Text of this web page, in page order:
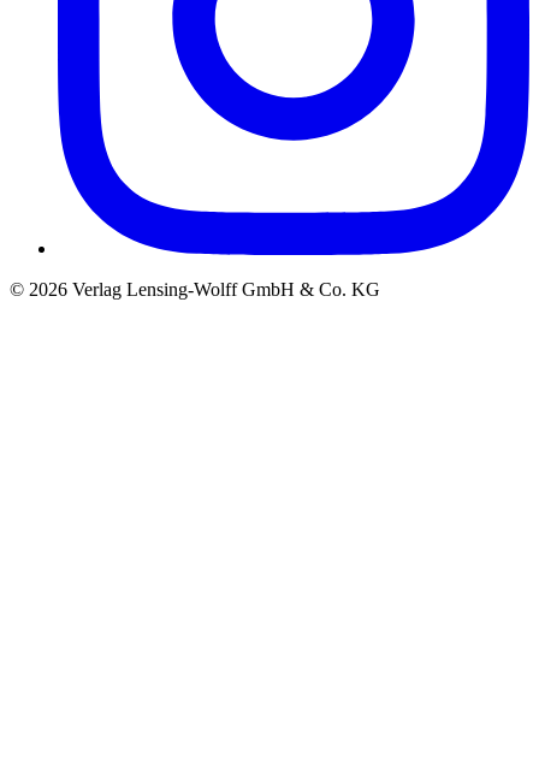
© 2026 Verlag Lensing-Wolff GmbH & Co. KG